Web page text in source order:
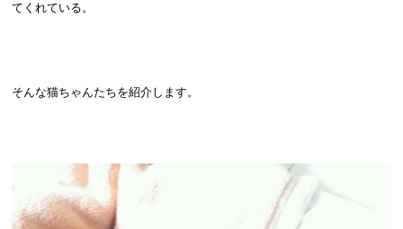
てくれている。
そんな猫ちゃんたちを紹介します。